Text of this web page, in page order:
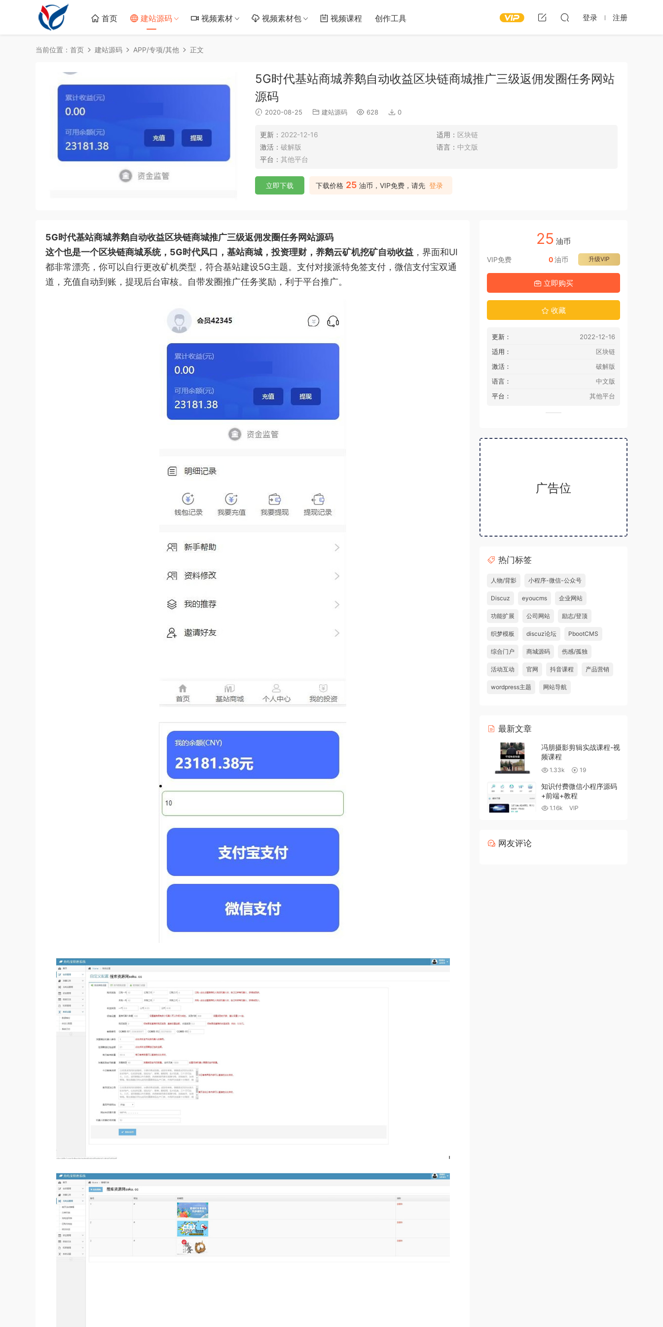
首页 建站源码 视频素材 视频素材包 视频课程 创作工具 登录 注册
当前位置： 首页 建站源码 APP/专项/其他 正文
5G时代基站商城养鹅自动收益区块链商城推广三级返佣发圈任务网站
源码
2020-08-25 建站源码 628 0
更新： 2022-12-16 适用： 区块链
激活： 破解版 语言： 中文版
平台： 其他平台
下载价格 25 油币，VIP免费，请先 登录
立即下载
5G时代基站商城养鹅自动收益区块链商城推广三级返佣发圈任务网站源码
这个也是一个区块链商城系统，5G时代风口，基站商城，投资理财，养鹅云矿机挖矿自动收益 ，界面和UI
都非常漂亮，你可以自行更改矿机类型，符合基站建设5G主题。支付对接派特免签支付，微信支付宝双通
道，充值自动到账，提现后台审核。自带发圈推广任务奖励，利于平台推广。
25 油币
VIP免费 升级VIP
0油币
立即购买
收藏
更新：
2022-12-16
适用：
区块链
激活：
破解版
语言：
中文版
平台：
其他平台
广告位
热门标签
人物/背影 小程序-微信-公众号
Discuz eyoucms 企业网站
功能扩展 公司网站 励志/登顶
织梦模板 discuz论坛 PbootCMS
综合门户 商城源码 伤感/孤独
活动互动 官网 抖音课程 产品营销
wordpress主题 网站导航
最新文章
冯朋摄影剪辑实战课程-视
频课程
1.33k 19
知识付费微信小程序源码
+前端+教程
1.16k VIP
网友评论